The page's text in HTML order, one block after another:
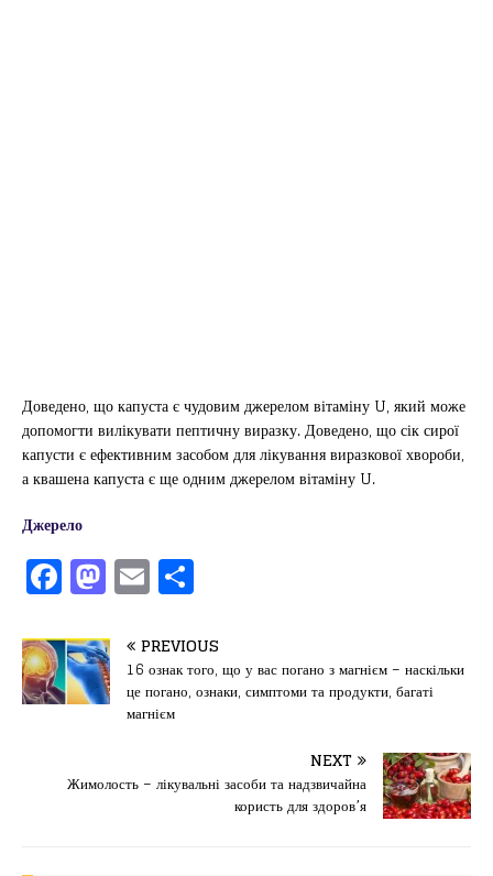
Доведено, що капуста є чудовим джерелом вітаміну U, який може
допомогти вилікувати пептичну виразку. Доведено, що сік сирої
капусти є ефективним засобом для лікування виразкової хвороби,
а квашена капуста є ще одним джерелом вітаміну U.
Джерело
F
a
c
e
b
o
M
a
st
o
d
n
E
m
ai
l
іл
и
т
я
PREVIOUS
16 ознак того, що у вас погано з магнієм – наскільки
це погано, ознаки, симптоми та продукти, багаті
магнієм
NEXT
Жимолость – лікувальні засоби та надзвичайна
користь для здоров’я